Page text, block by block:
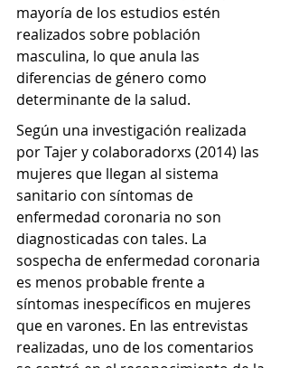
mayoría de los estudios estén
realizados sobre población
masculina, lo que anula las
diferencias de género como
determinante de la salud.
Según una investigación realizada
por Tajer y colaboradorxs (2014) las
mujeres que llegan al sistema
sanitario con síntomas de
enfermedad coronaria no son
diagnosticadas con tales. La
sospecha de enfermedad coronaria
es menos probable frente a
síntomas inespecíficos en mujeres
que en varones. En las entrevistas
realizadas, uno de los comentarios